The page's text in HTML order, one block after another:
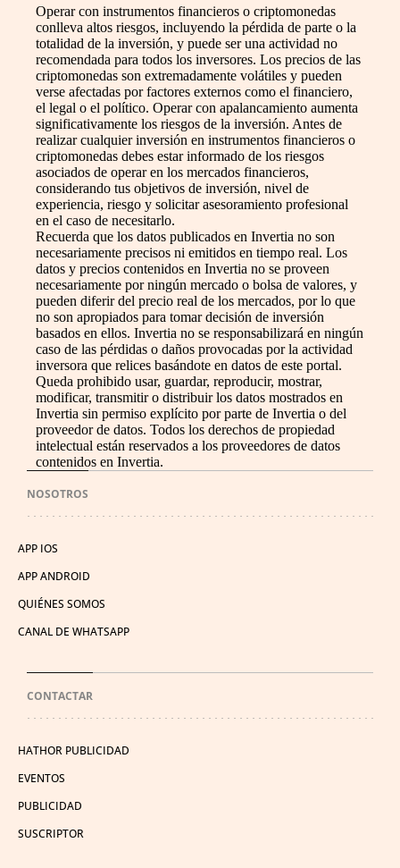
Operar con instrumentos financieros o criptomonedas
conlleva altos riesgos, incluyendo la pérdida de parte o la
totalidad de la inversión, y puede ser una actividad no
recomendada para todos los inversores. Los precios de las
criptomonedas son extremadamente volátiles y pueden
verse afectadas por factores externos como el financiero,
el legal o el político. Operar con apalancamiento aumenta
significativamente los riesgos de la inversión. Antes de
realizar cualquier inversión en instrumentos financieros o
criptomonedas debes estar informado de los riesgos
asociados de operar en los mercados financieros,
considerando tus objetivos de inversión, nivel de
experiencia, riesgo y solicitar asesoramiento profesional
en el caso de necesitarlo.
Recuerda que los datos publicados en Invertia no son
necesariamente precisos ni emitidos en tiempo real. Los
datos y precios contenidos en Invertia no se proveen
necesariamente por ningún mercado o bolsa de valores, y
pueden diferir del precio real de los mercados, por lo que
no son apropiados para tomar decisión de inversión
basados en ellos. Invertia no se responsabilizará en ningún
caso de las pérdidas o daños provocadas por la actividad
inversora que relices basándote en datos de este portal.
Queda prohibido usar, guardar, reproducir, mostrar,
modificar, transmitir o distribuir los datos mostrados en
Invertia sin permiso explícito por parte de Invertia o del
proveedor de datos. Todos los derechos de propiedad
intelectual están reservados a los proveedores de datos
contenidos en Invertia.
NOSOTROS
APP IOS
APP ANDROID
QUIÉNES SOMOS
CANAL DE WHATSAPP
CONTACTAR
HATHOR PUBLICIDAD
EVENTOS
PUBLICIDAD
SUSCRIPTOR